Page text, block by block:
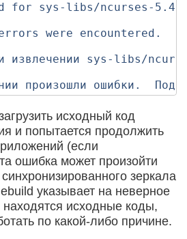
for sys-libs/ncurses-
were encountered.
извлечении sys-libs/
исходный код
и попытается продолжить
(если
ошибка может произойти
зеркала
указывает на неверное
исходные коды,
по какой-либо причине.